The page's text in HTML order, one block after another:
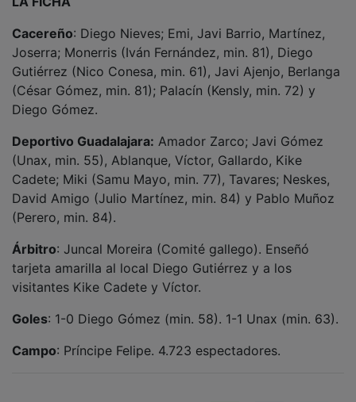
Campo : Príncipe Felipe. 4.723 espectadores.
NOTICIAS RELACIONADAS
Juanvi Peinado: “Nos podemos despedir con
dejado el alma”